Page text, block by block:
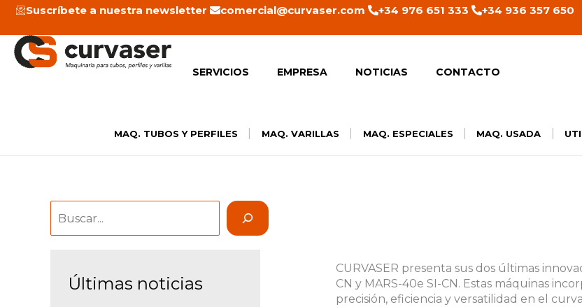
contenido
Suscríbete a nuestra newsletter comercial@curvaser.com +34 976 651 333 +34 936 357 650
SERVICIOS EMPRESA NOTICIAS CONTACTO
MAQ. TUBOS Y PERFILES MAQ. VARILLAS MAQ. ESPECIALES MAQ. USADA
Buscar
Últimas noticias
CURVASER presenta sus dos últimas
CN y MARS-40e SI-CN. Estas máquinas
precisión, eficiencia y versatilidad en el